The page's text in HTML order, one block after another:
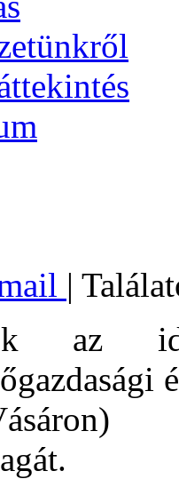
|
az